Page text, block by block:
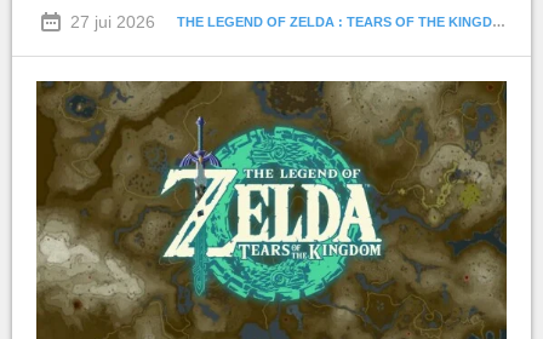
27 jui 2026 THE LEGEND OF ZELDA : TEARS OF THE KINGDOM